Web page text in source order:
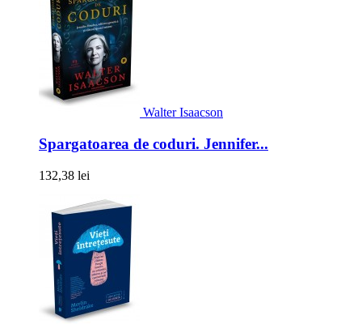
Walter Isaacson
Spargatoarea de coduri. Jennifer...
132,38 lei